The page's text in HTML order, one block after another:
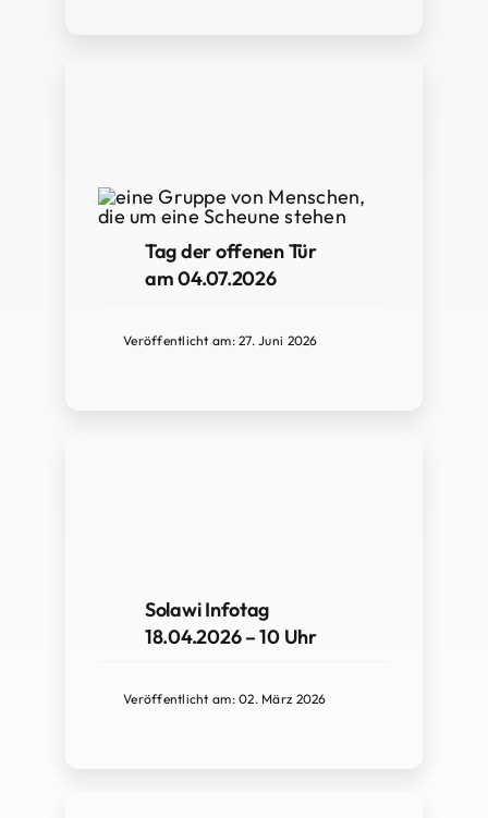
Tag der offenen Tür
am 04.07.2026
Veröffentlicht am: 27. Juni 2026
Solawi Infotag
18.04.2026 – 10 Uhr
Veröffentlicht am: 02. März 2026